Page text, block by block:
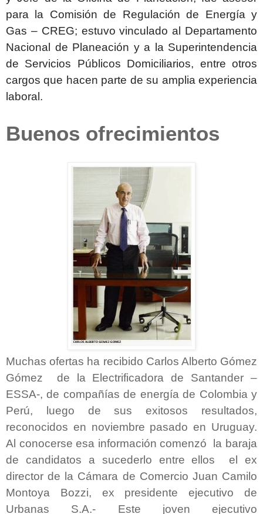
para la Comisión de Regulación de Energía y
Gas – CREG; estuvo vinculado al Departamento
Nacional de Planeación y a la Superintendencia
de Servicios Públicos Domiciliarios, entre otros
cargos que hacen parte de su amplia experiencia
laboral.
Buenos ofrecimientos
Muchas ofertas ha recibido Carlos Alberto Gómez
Gómez de la Electrificadora de Santander –
ESSA-, de compañías de energía de Colombia y
Perú, luego de sus exitosos resultados,
reconocidos en noviembre pasado en Uruguay.
Al conocerse esa información comenzó la baraja
de candidatos a sucederlo entre ellos el ex
director de la Cámara de Comercio Juan Camilo
Montoya Bozzi, ex presidente ejecutivo de
Urbanas S.A.- Este joven ejecutivo